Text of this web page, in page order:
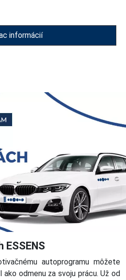
informácií
autoprogramu môžete
odmenu za svoju prácu. Už od